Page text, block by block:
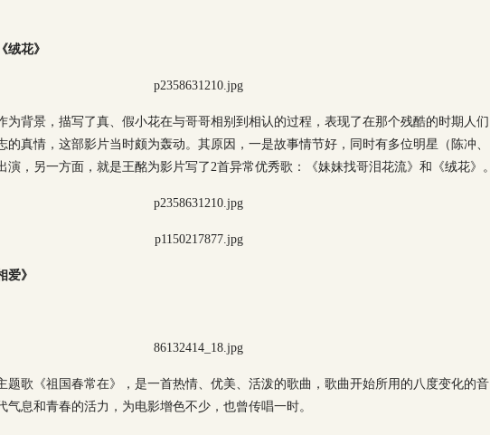
绒花》
为背景，描写了真、假小花在与哥哥相别到相认的过程，表现了在那个残酷的时期人们
的真情，这部影片当时颇为轰动。其原因，一是故事情节好，同时有多位明星（陈冲、
演，另一方面，就是王酩为影片写了2首异常优秀歌：《妹妹找哥泪花流》和《绒花》。
爱》
题歌《祖国春常在》，是一首热情、优美、活泼的歌曲，歌曲开始所用的八度变化的音
气息和青春的活力，为电影增色不少，也曾传唱一时。